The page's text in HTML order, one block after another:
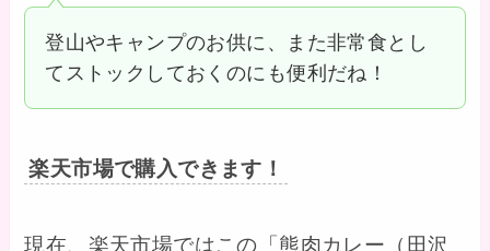
登山やキャンプのお供に、また非常食とし
てストックしておくのにも便利だね！
楽天市場で購入できます！
現在、楽天市場ではこの「熊肉カレー（田沢